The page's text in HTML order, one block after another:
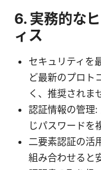
6. 実務的な
ィス
セキュリティを
ど最新のプロト
く、推奨されま
認証情報の管理
じパスワードを
二要素認証の活
組み合わせると